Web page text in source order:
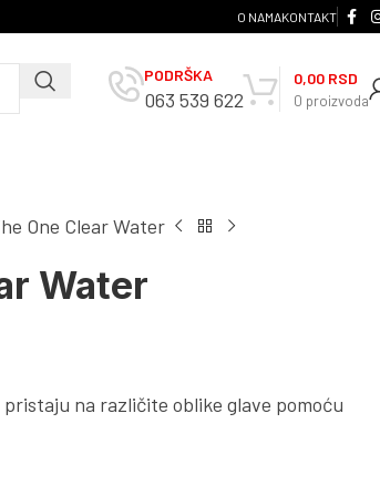
O NAMAKONTAKT
PODRŠKA
063 539 622 0 proizvoda
0,00 RSD
One Clear Water
Water
na različite oblike glave pomoću